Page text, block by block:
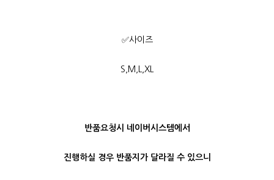
✅사이즈
S,M,L,XL
반품요청시 네이버시스템에서
진행하실 경우 반품지가 달라질 수 있으니